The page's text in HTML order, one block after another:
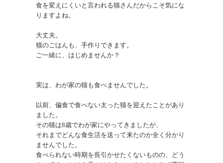
食を変えにくいと言われる猫さんだからこそ気にな
りますよね。
大丈夫。
猫のごはんも、手作りできます。
ご一緒に、はじめませんか？
実は、わが家の猫も食べませんでした。
以前、偏食で食べない太った猫を迎えたことがあり
ました。
その猫は8歳でわが家にやってきましたが、
それまでどんな食生活を送って来たのか全く分かり
ませんでした。
食べられない時期を長引かせたくないものの、どう